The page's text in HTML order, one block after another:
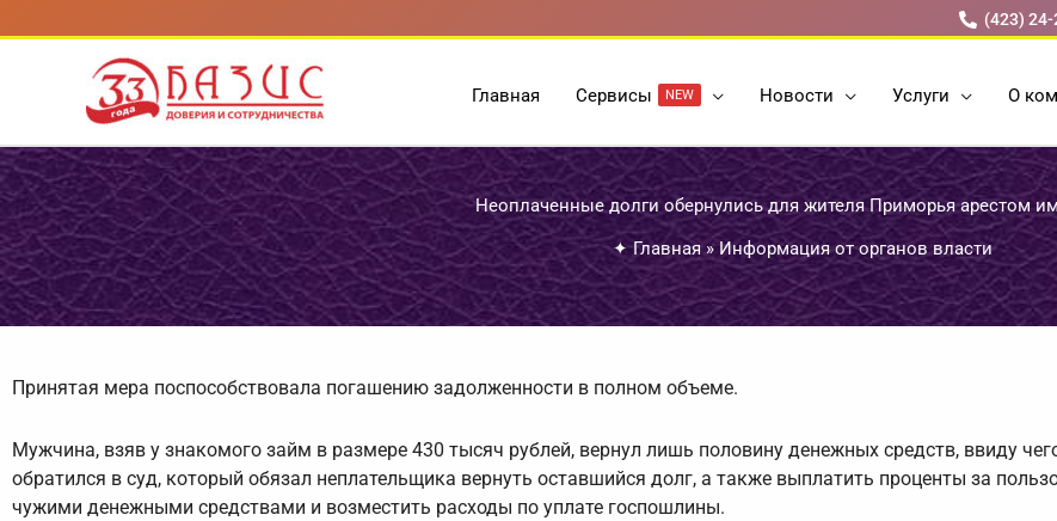
к
содержимому
(423)
Главная Cервисы NEW Новости Услуги О
Неоплаченные долги обернулись для жителя Приморья арестом
✦ Главная» Информация от органов власти
Принятая мера поспособствовала погашению задолженности в полном объеме.
Мужчина, взяв у знакомого займ в размере 430 тысяч рублей, вернул лишь половину денежных средств, ввиду
обратился в суд, который обязал неплательщика вернуть оставшийся долг, а также выплатить проценты за
чужими денежными средствами и возместить расходы по уплате госпошлины.